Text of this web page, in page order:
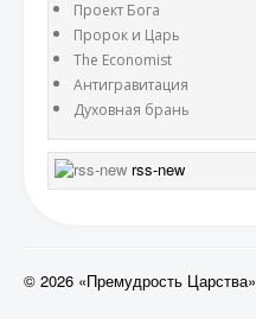
Проект Бога
Пророк и Царь
The Economist
Антигравитация
Духовная брань
rss-new
© 2026 «Премудрость Царства»